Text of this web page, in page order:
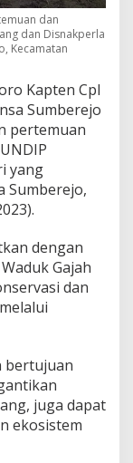
dan
dan Disnakperla
Kecamatan
Kapten Cpl
Sumberejo
pertemuan
yang
Sumberejo,
dengan
Gajah
dan
bertujuan
juga dapat
ekosistem